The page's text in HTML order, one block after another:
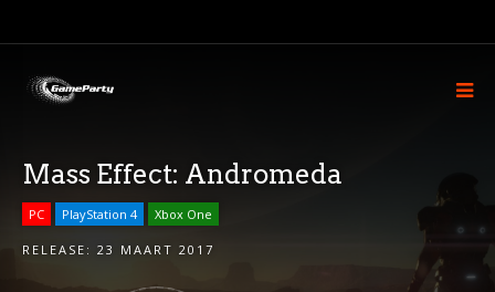
Mass Effect: Andromeda
PC PlayStation 4 Xbox One
RELEASE: 23 MAART 2017